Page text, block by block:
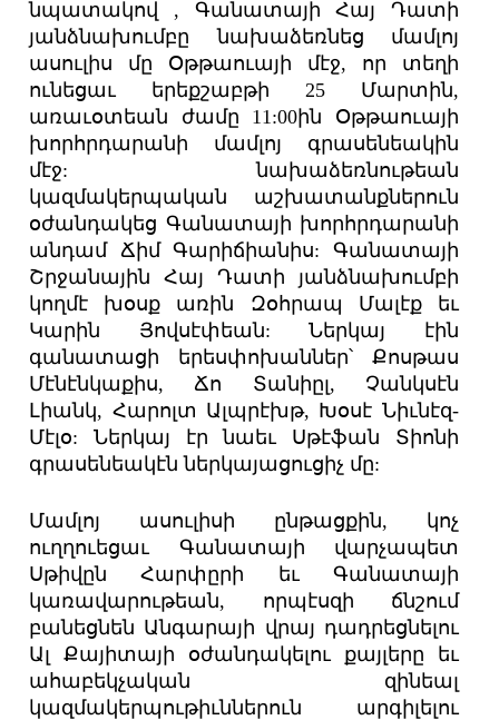
նպատակով , Գանատայի Հայ Դատի
յանձնախումբը նախաձեռնեց մամլոյ
ասուլիս մը Օթթաուայի մէջ, որ տեղի
ունեցաւ երեքշաբթի 25 Մարտին,
առաւօտեան ժամը 11:00ին Օթթաուայի
խորհրդարանի մամլոյ գրասենեակին
մէջ: նախաձեռնութեան
կազմակերպական աշխատանքներուն
օժանդակեց Գանատայի խորհրդարանի
անդամ Ճիմ Գարիճիանիս: Գանատայի
Շրջանային Հայ Դատի յանձնախումբի
կողմէ խօսք առին Զօհրապ Մալէք եւ
Կարին Յովսէփեան: Ներկայ էին
գանատացի երեսփոխաններ՝ Քոսթաս
Մէնէնկաքիս, Ճո Տանիըլ, Չանկսէն
Լիանկ, Հարոլտ Ալպրէխթ, Խօսէ Նիւնէզ-
Մէլօ: Ներկայ էր նաեւ Սթէֆան Տիոնի
գրասենեակէն ներկայացուցիչ մը:
Մամլոյ ասուլիսի ընթացքին, կոչ
ուղղուեցաւ Գանատայի վարչապետ
Սթիվըն Հարփըրի եւ Գանատայի
կառավարութեան, որպէսզի ճնշում
բանեցնեն Անգարայի վրայ դադրեցնելու
Ալ Քայիտայի օժանդակելու քայլերը եւ
ահաբեկչական զինեալ
կազմակերպութիւններուն արգիլելու